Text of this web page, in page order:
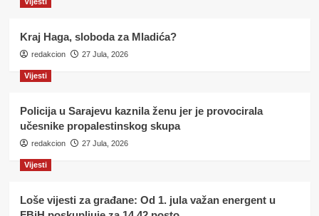
Kraj Haga, sloboda za Mladića?
redakcion 27 Jula, 2026
Vijesti
Policija u Sarajevu kaznila ženu jer je provocirala
učesnike propalestinskog skupa
redakcion 27 Jula, 2026
Vijesti
Loše vijesti za građane: Od 1. jula važan energent u